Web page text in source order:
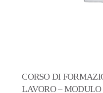
CORSO DI
LAVORO –